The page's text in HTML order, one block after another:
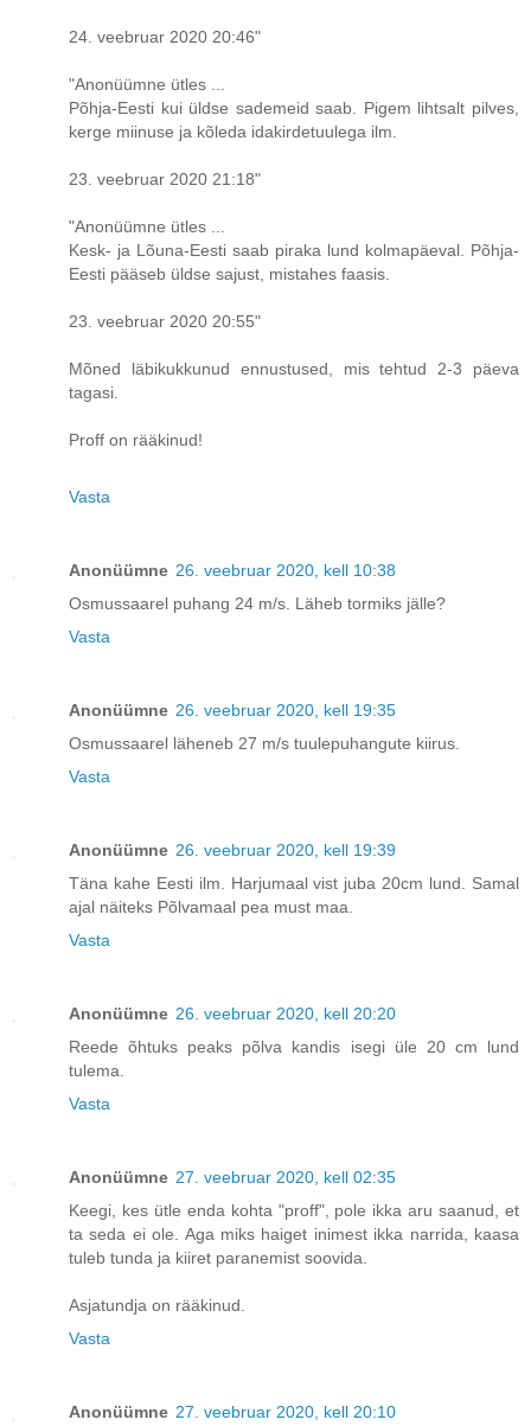
24. veebruar 2020 20:46"
"Anonüümne ütles ...
Põhja-Eesti kui üldse sademeid saab. Pigem lihtsalt pilves,
kerge miinuse ja kõleda idakirdetuulega ilm.
23. veebruar 2020 21:18"
"Anonüümne ütles ...
Kesk- ja Lõuna-Eesti saab piraka lund kolmapäeval. Põhja-
Eesti pääseb üldse sajust, mistahes faasis.
23. veebruar 2020 20:55"
Mõned läbikukkunud ennustused, mis tehtud 2-3 päeva
tagasi.
Proff on rääkinud!
Vasta
Anonüümne 26. veebruar 2020, kell 10:38
Osmussaarel puhang 24 m/s. Läheb tormiks jälle?
Vasta
Anonüümne 26. veebruar 2020, kell 19:35
Osmussaarel läheneb 27 m/s tuulepuhangute kiirus.
Vasta
Anonüümne 26. veebruar 2020, kell 19:39
Täna kahe Eesti ilm. Harjumaal vist juba 20cm lund. Samal
ajal näiteks Põlvamaal pea must maa.
Vasta
Anonüümne 26. veebruar 2020, kell 20:20
Reede õhtuks peaks põlva kandis isegi üle 20 cm lund
tulema.
Vasta
Anonüümne 27. veebruar 2020, kell 02:35
Keegi, kes ütle enda kohta "proff", pole ikka aru saanud, et
ta seda ei ole. Aga miks haiget inimest ikka narrida, kaasa
tuleb tunda ja kiiret paranemist soovida.
Asjatundja on rääkinud.
Vasta
Anonüümne 27. veebruar 2020, kell 20:10